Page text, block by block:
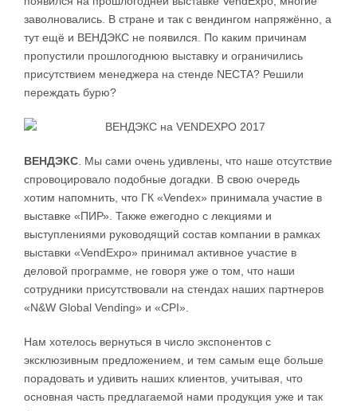
заволновались. В стране и так с вендингом напряжённо, а
тут ещё и ВЕНДЭКС не появился. По каким причинам
пропустили прошлогоднюю выставку и ограничились
присутствием менеджера на стенде NECTA? Решили
переждать бурю?
ВЕНДЭКС . Мы сами очень удивлены, что наше отсутствие
спровоцировало подобные догадки. В свою очередь
хотим напомнить, что ГК «Vendex» принимала участие в
выставке «ПИР». Также ежегодно с лекциями и
выступлениями руководящий состав компании в рамках
выставки «VendExpo» принимал активное участие в
деловой программе, не говоря уже о том, что наши
сотрудники присутствовали на стендах наших партнеров
«N&W Global Vending» и «CPI».
Нам хотелось вернуться в число экспонентов с
эксклюзивным предложением, и тем самым еще больше
порадовать и удивить наших клиентов, учитывая, что
основная часть предлагаемой нами продукция уже и так